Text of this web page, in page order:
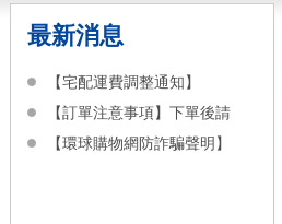
最新消息
【宅配運費調整通知】
【訂單注意事項】下單後請
【環球購物網防詐騙聲明】